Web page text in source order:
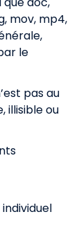
mov, mp4,
le
pas au
illisible ou